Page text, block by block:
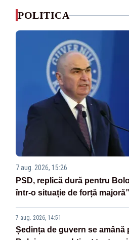
POLITICA
7 aug. 2026, 15:26
PSD, replică dură pentru
într-o situație de forță majoră”
7 aug. 2026, 14:51
Ședința de guvern se amână